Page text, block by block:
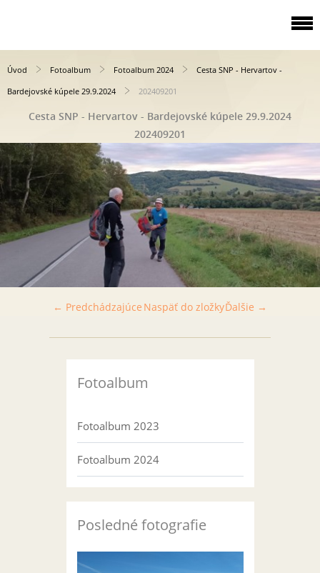
Úvod Fotoalbum Fotoalbum 2024
Cesta SNP - Hervartov -
Bardejovské kúpele 29.9.2024
202409201
Cesta SNP - Hervartov - Bardejovské kúpele 29.9.2024
202409201
← Predchádzajúce Ďalšie →
Naspäť do zložky
Fotoalbum
Fotoalbum 2023
Fotoalbum 2024
Posledné fotografie